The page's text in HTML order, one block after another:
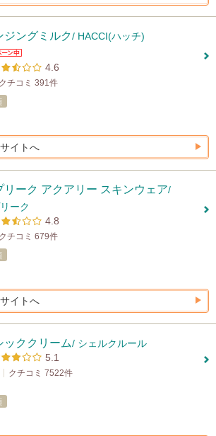
ジングミルク/ HACCI(ハッチ)
4.6
クチコミ 391件
イトへ
リーク アクアリー スキンウェア/
ーク
4.8
クチコミ 679件
イトへ
ッククリーム/ シェルクルール
5.1
クチコミ 7522件